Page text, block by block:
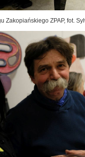
Zakopiańskiego ZPAP, fot.